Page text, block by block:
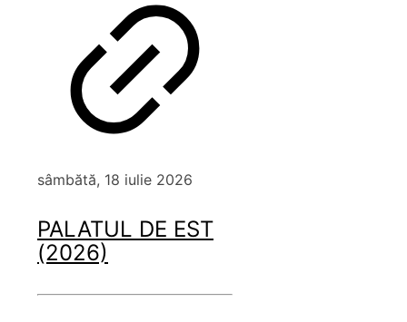
sâmbătă, 18 iulie 2026
PALATUL DE EST
(2026)